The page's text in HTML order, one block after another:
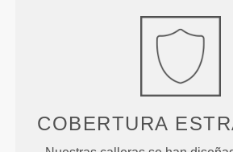
COBERTURA